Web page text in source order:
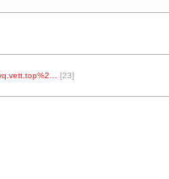
[23]